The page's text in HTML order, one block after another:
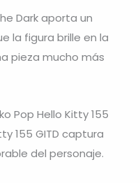
Dark aporta un
la figura brille en la
pieza mucho más
Pop Hello Kitty 155
155 GITD captura
del personaje.